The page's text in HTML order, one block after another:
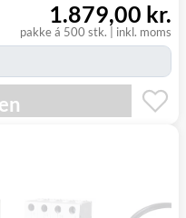
d. 24/8
d. 18/8
d. 21/8
pakke á 500 stk. inkl. moms
1.879,00 kr.